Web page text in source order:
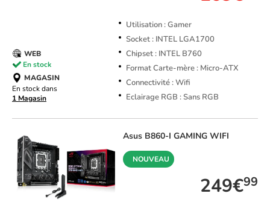
Utilisation : Gamer
Socket : INTEL LGA1700
Chipset : INTEL B760
Format Carte-mère : Micro-ATX
Connectivité : Wifi
Eclairage RGB : Sans RGB
WEB
En stock
MAGASIN
En stock dans
1 Magasin
Asus B860-I GAMING WIFI
NOUVEAU
249€99